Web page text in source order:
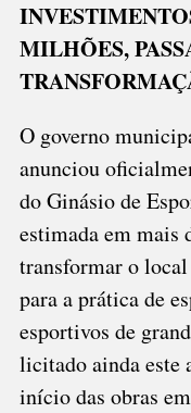
MILHÕES,
O governo
anunciou
do Ginásio de
estimada em mais
transformar o local
para a prática de
esportivos de
licitado ainda este
início das obras